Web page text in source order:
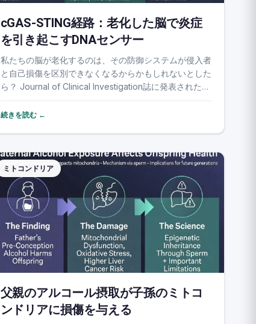
cGAS-STING経路：老化した脳で炎症
を引き起こすDNAセンサー
私たちの脳が老化するのは、その防御システムが侵入者
と自己損傷を区別できなくなるからかもしれないとした
ら？ Journal of Clinical Investigation誌に発表された新
しいレビューは、自然免疫系における古代のDNAセンサ
ーであるcGAS-STING経路に焦点を当てています。本来
続きを読む ←
ミトコンドリア
父親のアルコール摂取が子孫のミトコ
ンドリアに損傷を与える